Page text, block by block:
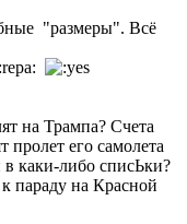
"размеры". Всё
на Трампа? Счета
пролет его самолета
каки-либо списЬки?
параду на Красной